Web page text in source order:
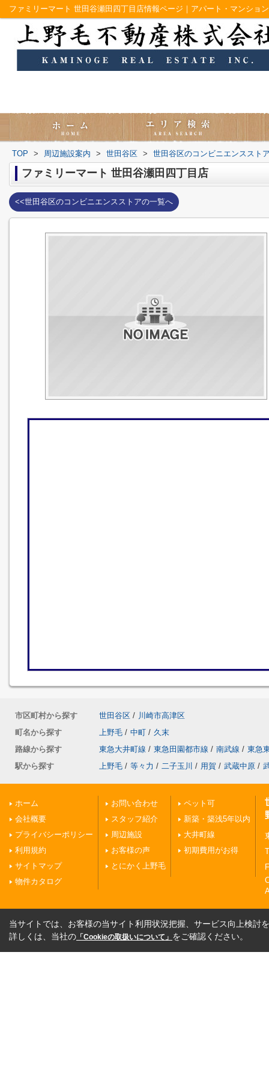
ファミリーマート 世田谷瀬田四丁目店情報ページ｜アパート・マンショ
TOP > 周辺施設案内 > 世田谷区 > 世田谷区のコンビニエンススト
ファミリーマート 世田谷瀬田四丁目店
<<世田谷区のコンビニエンスストアの一覧へ
市区町村から探す 世田谷区 / 川崎市高津区
町名から探す
上野毛 / 中町 / 久末
路線から探す
東急大井町線 / 東急田園都市線 / 南武線 / 東急
駅から探す
上野毛 / 等々力 / 二子玉川 / 用賀 / 武蔵中原 /
ホーム
会社概要
プライバシーポリシー
利用規約
サイトマップ
物件カタログ
お問い合わせ
スタッフ紹介
周辺施設
お客様の声
とにかく上野毛
ペット可
新築・築浅5年以内
大井町線
初期費用がお得
当サイトでは、お客様の当サイト利用状況把握、サービス向上検討
詳しくは、当社の 「Cookieの取扱いについて」 をご確認ください。